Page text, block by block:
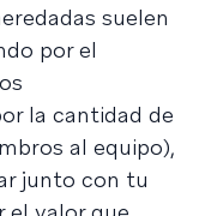
suelen
por el
la cantidad de
al equipo),
junto con tu